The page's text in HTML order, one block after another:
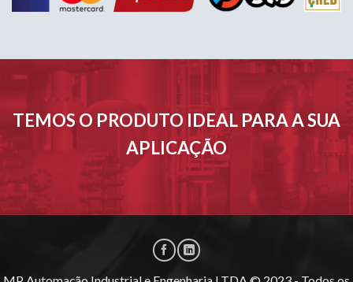
TEMOS O PRODUTO IDEAL PARA A SUA
APLICAÇÃO